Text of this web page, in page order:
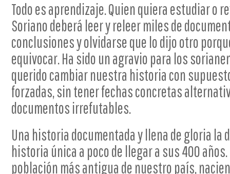
Todo es aprendizaje. Quien quiera estudiar o
Soriano deberá leer y releer miles de
conclusiones y olvidarse que lo dijo otro
equivocar. Ha sido un agravio para los
querido cambiar nuestra historia con
forzadas, sin tener fechas concretas
documentos irrefutables.
Una historia documentada y llena de gloria la
historia única a poco de llegar a sus 400
población más antigua de nuestro país,